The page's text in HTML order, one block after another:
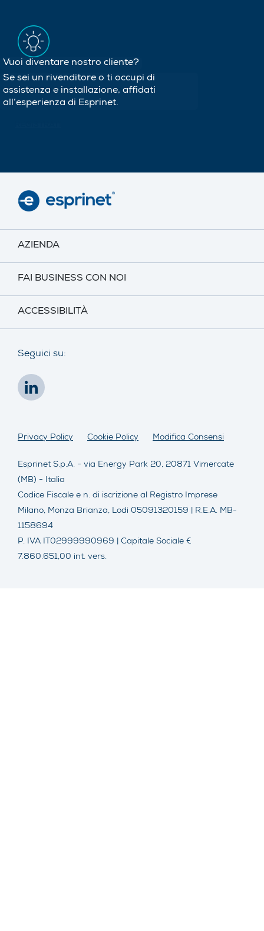
Vuoi diventare nostro cliente?
Se sei un rivenditore o ti occupi di
assistenza e installazione, affidati
all’esperienza di Esprinet.
AZIENDA
FAI BUSINESS CON NOI
ACCESSIBILITÀ
Seguici su:
Esprinet S.p.A. - via Energy Park 20, 20871 Vimercate
(MB) - Italia
Codice Fiscale e n. di iscrizione al Registro Imprese
Milano, Monza Brianza, Lodi 05091320159 | R.E.A. MB-
1158694
P. IVA IT02999990969 | Capitale Sociale €
7.860.651,00 int. vers.
Privacy Policy Cookie Policy Modifica Consensi